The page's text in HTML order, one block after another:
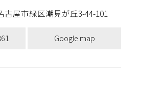
古屋市緑区潮見が丘3-44-101
Google map